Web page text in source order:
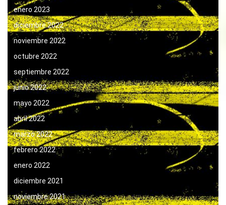
enero 2023
diciembre 2022
noviembre 2022
octubre 2022
septiembre 2022
junio 2022
mayo 2022
abril 2022
marzo 2022
febrero 2022
enero 2022
diciembre 2021
noviembre 2021